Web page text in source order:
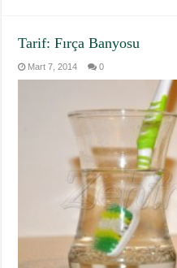
Tarif: Fırça Banyosu
Mart 7, 2014 0